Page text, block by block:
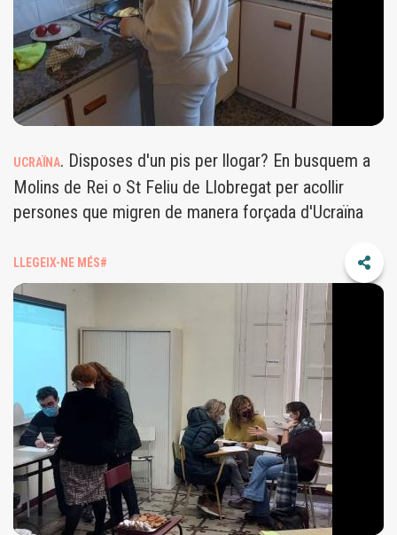
UCRAÏNA. Disposes d'un pis per llogar? En busquem a
Molins de Rei o St Feliu de Llobregat per acollir
persones que migren de manera forçada d'Ucraïna
LLEGEIX-NE MÉS#
PARELLESLINGUISTIQUES.JPG